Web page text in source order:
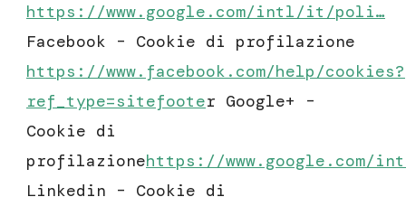
https://www.google.com/intl/it/poli…
Facebook – Cookie di profilazione
https://www.facebook.com/help/cookies?
ref_type=sitefooter Google+ –
Cookie di
profilazionehttps://www.google.com/
Linkedin – Cookie di